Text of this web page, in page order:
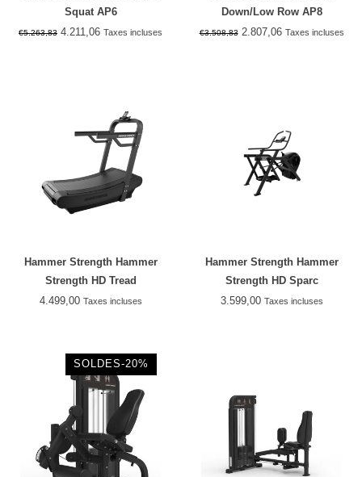
Squat AP6
€5.263,83 4.211,06 Taxes incluses
Down/Low Row AP8
€3.508,832.807,06 Taxes incluses
Hammer Strength Hammer
Strength HD Tread
4.499,00 Taxes incluses
Hammer Strength Hammer
Strength HD Sparc
3.599,00 Taxes incluses
SOLDES-20%